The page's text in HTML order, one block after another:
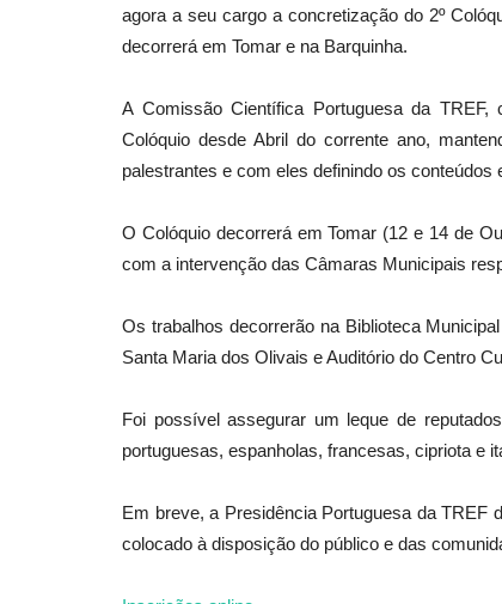
agora a seu cargo a concretização do 2º
decorrerá em Tomar e na Barquinha.
A Comissão Científica Portuguesa da
Colóquio desde Abril do corrente ano,
palestrantes e com eles definindo os conteúdos
O Colóquio decorrerá em Tomar (12 e 14 de
com a intervenção das Câmaras Municipais
Os trabalhos decorrerão na Biblioteca
Santa Maria dos Olivais e Auditório do Centro
Foi possível assegurar um leque de
portuguesas, espanholas, francesas, cipriota e
Em breve, a Presidência Portuguesa da TREF
colocado à disposição do público e das